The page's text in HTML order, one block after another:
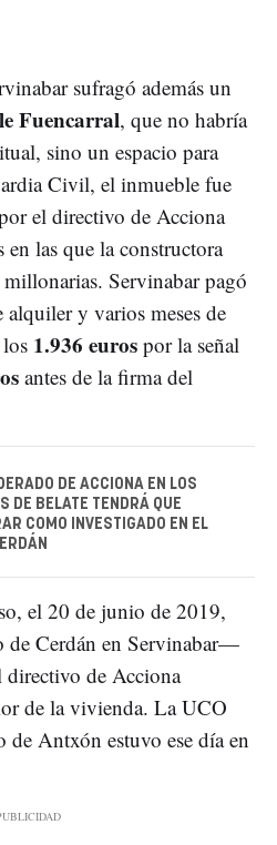
sufragó además un
Fuencarral, que no habría
sino un espacio para
Civil, el inmueble fue
el directivo de Acciona
en las que la constructora
Servinabar pagó
y varios meses de
1.936 euros por la señal
antes de la firma del
DE ACCIONA EN LOS
DE BELATE TENDRÁ QUE
COMO INVESTIGADO EN EL
el 20 de junio de 2019,
Cerdán en Servinabar—
de Acciona
de la vivienda. La UCO
Antxón estuvo ese día en